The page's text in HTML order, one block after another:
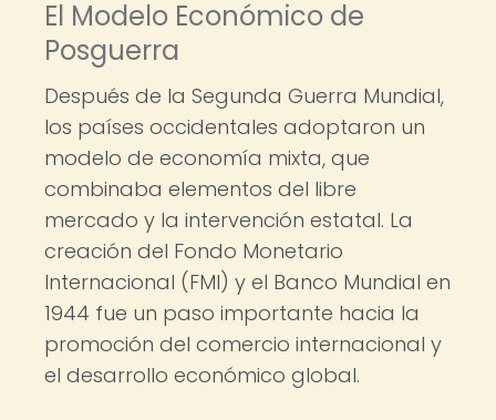
El Modelo Económico de
Posguerra
Después de la Segunda Guerra Mundial,
los países occidentales adoptaron un
modelo de economía mixta, que
combinaba elementos del libre
mercado y la intervención estatal. La
creación del Fondo Monetario
Internacional (FMI) y el Banco Mundial en
1944 fue un paso importante hacia la
promoción del comercio internacional y
el desarrollo económico global.